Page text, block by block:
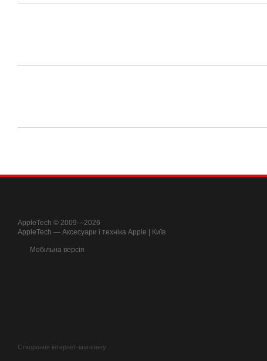
AppleTech © 2009—2026
AppleTech — Аксесуари і техніка Apple | Київ
Мобільна версія
Створення інтернет-магазину